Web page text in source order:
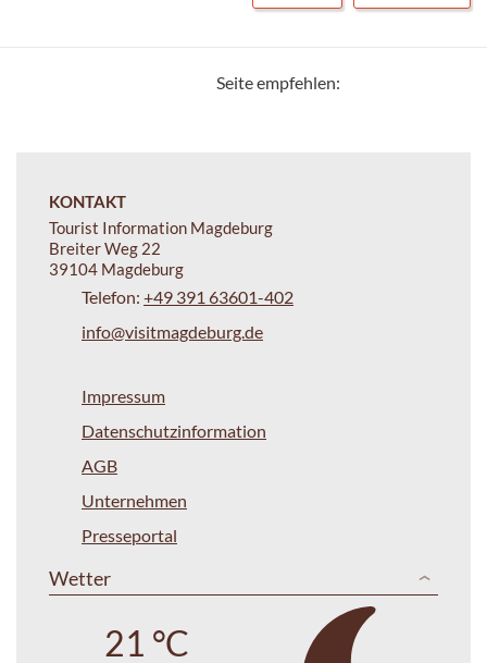
Seite empfehlen:
KONTAKT
Tourist Information Magdeburg
Breiter Weg 22
39104 Magdeburg
Telefon: +49 391 63601-402
info@visitmagdeburg.de
Impressum
Datenschutzinformation
AGB
Unternehmen
Presseportal
Wetter
21 °C